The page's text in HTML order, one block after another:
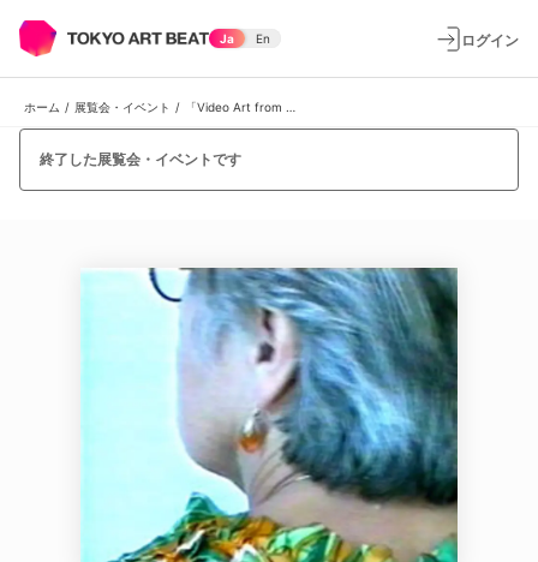
Ja En ログイン
ホーム / 展覧会・イベント /
終了した展覧会・イベントです